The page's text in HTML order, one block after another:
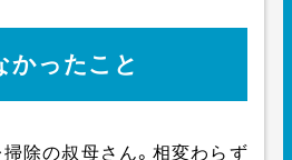
かったこと
除の叔母さん。相変わらず